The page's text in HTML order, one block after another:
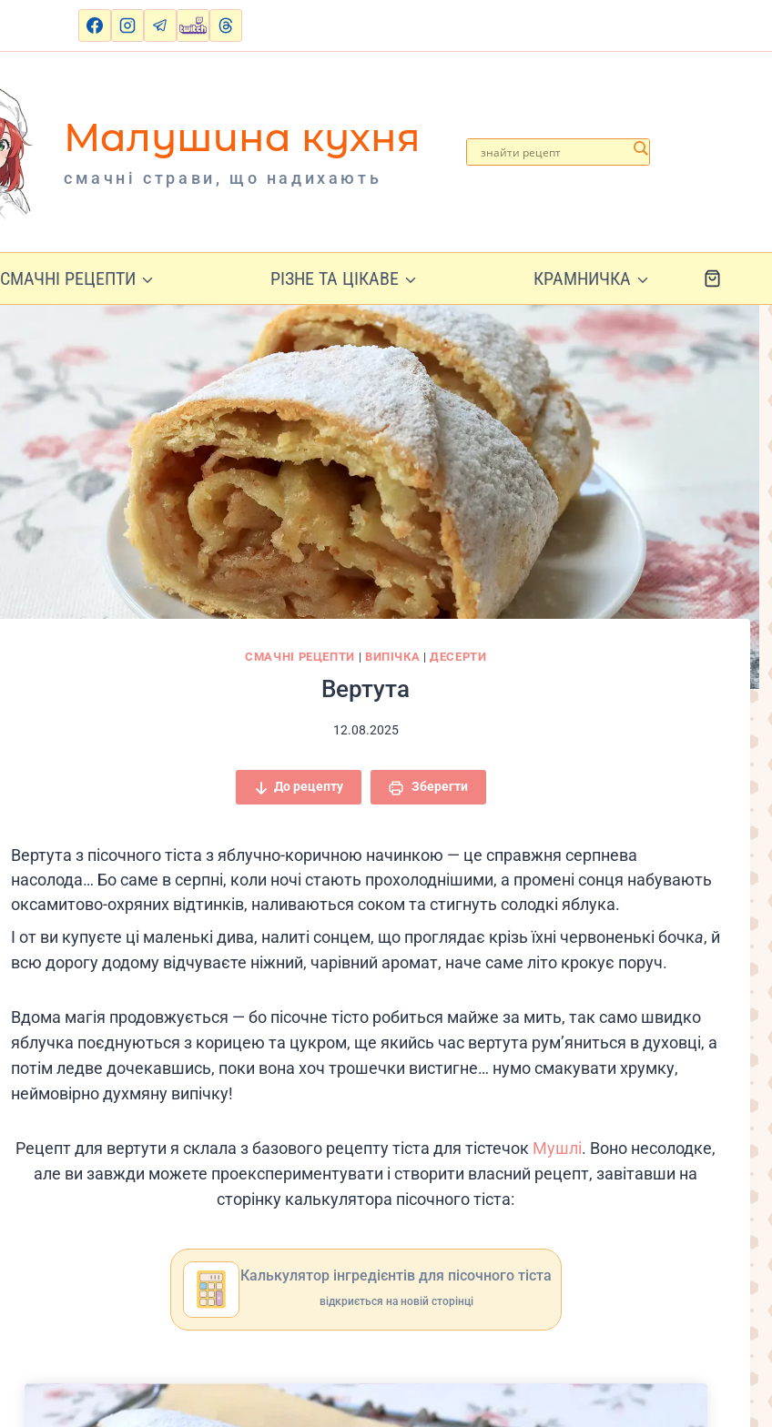
Малушина кухня
cмачні страви, що надихають
СМАЧНІ РЕЦЕПТИ РІЗНЕ ТА ЦІКАВЕ КРАМНИЧКА
СМАЧНІ РЕЦЕПТИ | ВИПІЧКА |ДЕСЕРТИ
Вертута
12.08.2025
До рецепту Зберегти
Вертута з пісочного тіста з яблучно-коричною начинкою — це справжня серпнева
насолода… Бо саме в серпні, коли ночі стають прохолоднішими, а промені сонця набувають
оксамитово-охряних відтинків, наливаються соком та стигнуть солодкі яблука.
І от ви купуєте ці маленькі дива, налиті сонцем, що проглядає крізь їхні червоненькі бочка, й
всю дорогу додому відчуваєте ніжний, чарівний аромат, наче саме літо крокує поруч.
Вдома магія продовжується — бо пісочне тісто робиться майже за мить, так само швидко
яблучка поєднуються з корицею та цукром, ще якийсь час вертута рум’яниться в духовці, а
потім ледве дочекавшись, поки вона хоч трошечки вистигне… нумо смакувати хрумку,
неймовірно духмяну випічку!
Рецепт для вертути я склала з базового рецепту тіста для тістечок Мушлі. Воно несолодке,
але ви завжди можете проекспериментувати і створити власний рецепт, завітавши на
сторінку калькулятора пісочного тіста:
Калькулятор інгредієнтів для пісочного тіста
відкриється на новій сторінці